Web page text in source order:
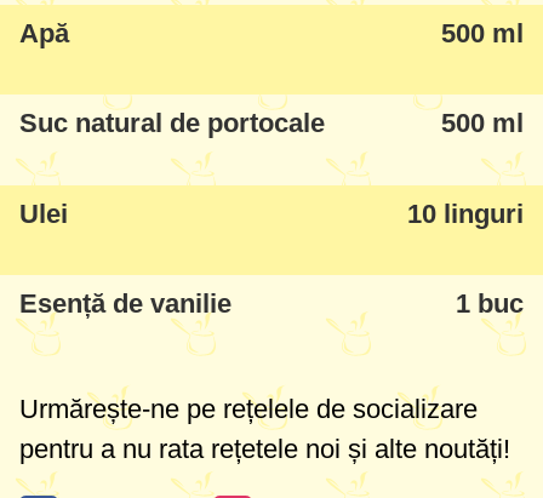
cu puțin ulei și un șervețel tigaia înainte de
a coace fiecare clătită.
Apă 500 ml
Suc natural de portocale 500 ml
Ulei 10 linguri
Esență de vanilie 1 buc
Urmărește-ne pe rețelele de socializare
pentru a nu rata rețetele noi și alte noutăți!